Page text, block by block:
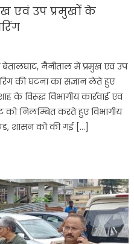
एवं उप प्रमुखों के
बेतालघाट, नैनीताल में प्रमुख एवं उप
की घटना का संज्ञान लेते हुए
के विरूद्ध विभागीय कार्रवाई एवं
को निलम्बित करते हुए विभागीय
शासन को की गई […]